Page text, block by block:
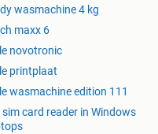
wasmachine 4 kg
maxx 6
novotronic
printplaat
wasmachine edition 111
sim card reader in Windows